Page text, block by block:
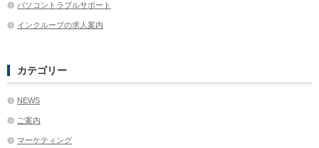
パソコントラブルサポート
インクループの求人案内
カテゴリー
NEWS
ご案内
マーケティング